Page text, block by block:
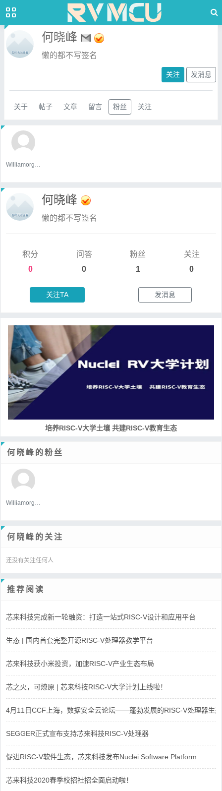
何晓峰
懒的都不写签名
关注 发消息
关于 帖子 文章 留言 粉丝 关注
何晓峰
懒的都不写签名
积分
0
问答
0
粉丝
1
关注
0
关注TA 发消息
培养RISC-V大学土壤 共建RISC-V教育生态
何晓峰的粉丝
何晓峰的关注
还没有关注任何人
推荐阅读
芯来科技完成新一轮融资：打造一站式RISC-V设计和应用平台
生态 | 国内首套完整开源RISC-V处理器教学平台
芯来科技获小米投资，加速RISC-V产业生态布局
芯之火，可燎原 | 芯来科技RISC-V大学计划上线啦！
4月11日CCF上海，数据安全云论坛——蓬勃发展的RISC-V处理器生态
SEGGER正式宣布支持芯来科技RISC-V处理器
促进RISC-V软件生态，芯来科技发布Nuclei Software Platform
芯来科技2020春季校招社招全面启动啦！